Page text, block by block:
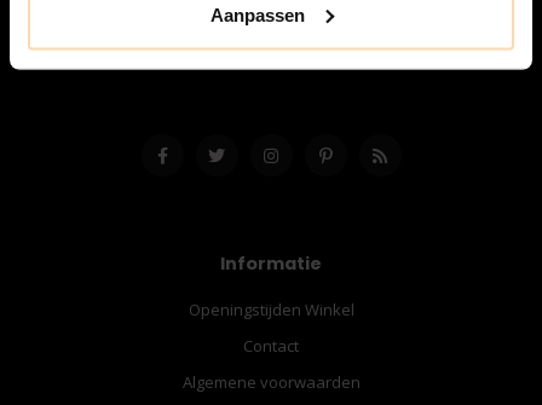
Aanpassen
06-57276080
info@bespanracket.nl
Informatie
Openingstijden Winkel
Contact
Algemene voorwaarden